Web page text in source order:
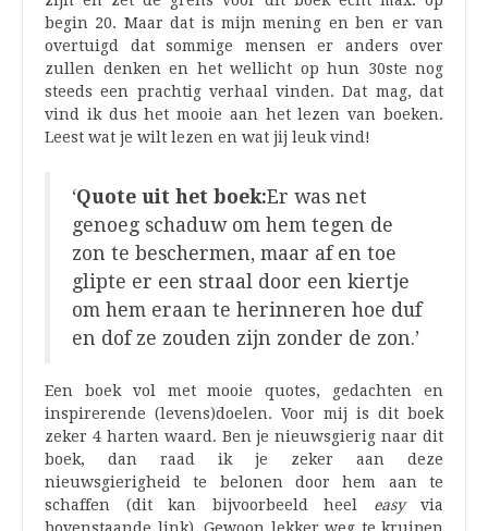
begin 20. Maar dat is mijn mening en ben er van
overtuigd dat sommige mensen er anders over
zullen denken en het wellicht op hun 30ste nog
steeds een prachtig verhaal vinden. Dat mag, dat
vind ik dus het mooie aan het lezen van boeken.
Leest wat je wilt lezen en wat jij leuk vind!
‘Quote uit het boek:Er was net
genoeg schaduw om hem tegen de
zon te beschermen, maar af en toe
glipte er een straal door een kiertje
om hem eraan te herinneren hoe duf
en dof ze zouden zijn zonder de zon.’
Een boek vol met mooie quotes, gedachten en
inspirerende (levens)doelen. Voor mij is dit boek
zeker 4 harten waard. Ben je nieuwsgierig naar dit
boek, dan raad ik je zeker aan deze
nieuwsgierigheid te belonen door hem aan te
schaffen (dit kan bijvoorbeeld heel easyvia